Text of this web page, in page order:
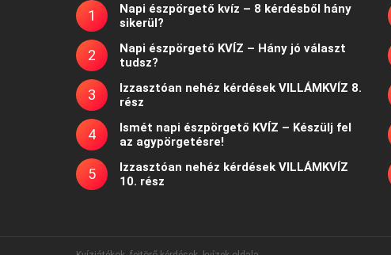
Napi észpörgető kvíz – 8 kérdésből hány
sikerül?
Napi észpörgető KVÍZ – Hány jó választ
tudsz?
Izzasztóan nehéz kérdések VILLÁMKVÍZ 8.
rész
Ismét napi észpörgető KVÍZ – Készülj fel
az agypörgetésre!
Izzasztóan nehéz kérdések VILLÁMKVÍZ
10. rész